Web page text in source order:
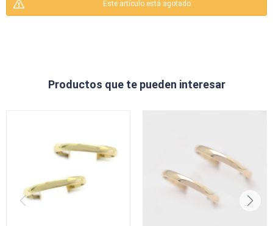
Este artículo está agotado.
Productos que te pueden interesar